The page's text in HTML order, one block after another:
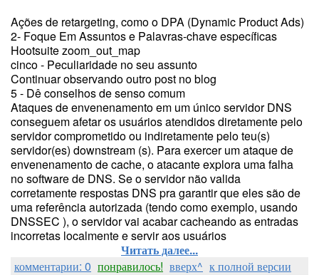
Ações de retargeting, como o DPA (Dynamic Product Ads)
2- Foque Em Assuntos e Palavras-chave específicas
Hootsuite zoom_out_map
cinco - Peculiaridade no seu assunto
Continuar observando outro post no blog
5 - Dê conselhos de senso comum
Ataques de envenenamento em um único servidor DNS
conseguem afetar os usuários atendidos diretamente pelo
servidor comprometido ou indiretamente pelo teu(s)
servidor(es) downstream (s). Para exercer um ataque de
envenenamento de cache, o atacante explora uma falha
no software de DNS. Se o servidor não valida
corretamente respostas DNS pra garantir que eles são de
uma referência autorizada (tendo como exemplo, usando
DNSSEC ), o servidor vai acabar cacheando as entradas
incorretas localmente e servir aos usuários
Читать далее...
комментарии: 0 понравилось! вверх^ к полной версии